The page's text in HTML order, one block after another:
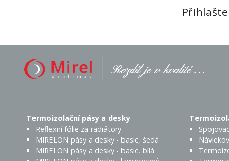
Termoizolační pásy a desky
Reflexní fólie za radiátory
MIRELON pásy a desky - basic, šedá
MIRELON pásy a desky - basic, bílá